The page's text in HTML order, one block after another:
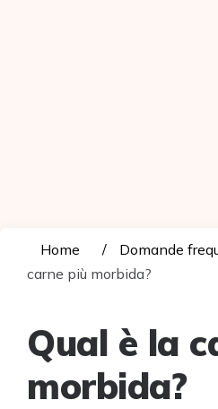
Home Domande
carne più morbida?
Qual è la
morbida?